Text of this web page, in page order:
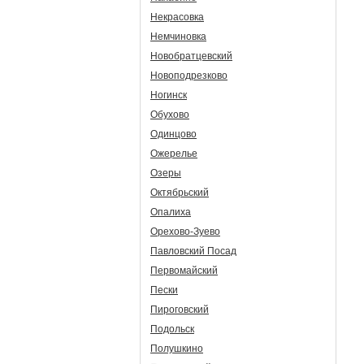
Некрасовка
Немчиновка
Новобратцевский
Новоподрезково
Ногинск
Обухово
Одинцово
Ожерелье
Озеры
Октябрьский
Опалиха
Орехово-Зуево
Павловский Посад
Первомайский
Пески
Пироговский
Подольск
Полушкино